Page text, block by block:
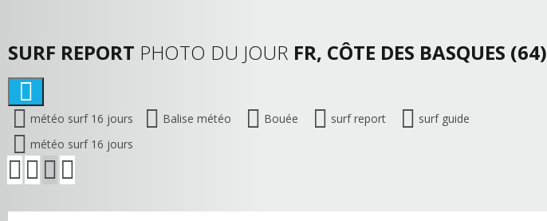
SURF REPORT PHOTO DU JOUR FR, CÔTE DES BASQUES (64)
météo surf 16 jours Balise météo Bouée surf report
surf guide
météo surf 16 jours